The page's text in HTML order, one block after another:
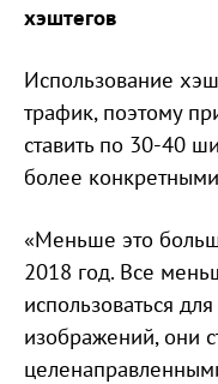
хэштегов
Использование
трафик, поэтому
ставить по 30-40
более
«Меньше это
2018 год. Все
использоваться
изображений, они